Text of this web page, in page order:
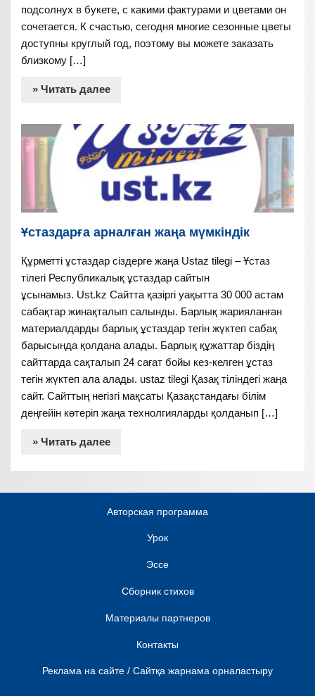
подсолнух в букете, с какими фактурами и цветами он
сочетается. К счастью, сегодня многие сезонные цветы
доступны круглый год, поэтому вы можете заказать
близкому […]
» Читать далее
Ұстаздарға арналған жаңа мүмкіндік
Құрметті ұстаздар сіздерге жаңа Ustaz tilegi – Ұстаз
тілегі Республикалық ұстаздар сайтын
ұсынамыз. Ust.kz Сайтта қазіргі уақытта 30 000 астам
сабақтар жинақталып салынды. Барлық жарияланған
материалдарды барлық ұстаздар тегін жүктеп сабақ
барысында қолдана алады. Барлық құжаттар біздің
сайттарда сақталып 24 сағат бойы кез-келген ұстаз
тегін жүктеп ала алады. ustaz tilegi Қазақ тіліндегі жаңа
сайт. Сайттың негізгі мақсаты Қазақстандағы білім
деңгейін көтеріп жаңа технолгияларды қолданып […]
» Читать далее
Авторская программа
Урок
Эссе
Сборник стихов
Материалы партнеров
Контакты
Реклама на сайте / Сайтқа жарнама орналастыру